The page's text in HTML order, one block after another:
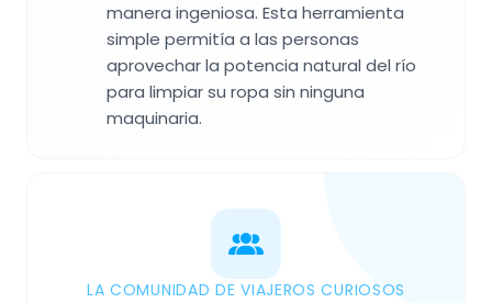
manera ingeniosa. Esta herramienta
simple permitía a las personas
aprovechar la potencia natural del río
para limpiar su ropa sin ninguna
maquinaria.
LA COMUNIDAD DE VIAJEROS CURIOSOS